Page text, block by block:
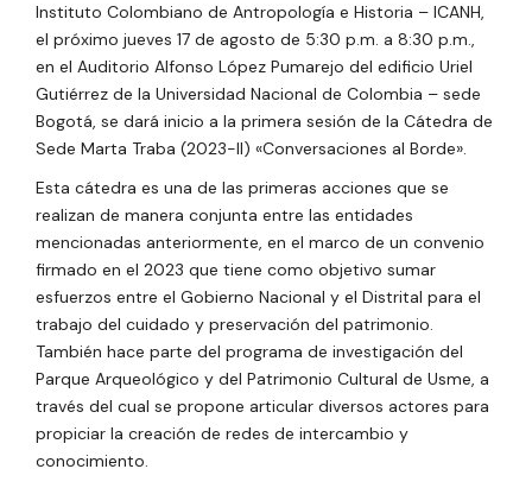
Instituto Colombiano de Antropología e Historia – ICANH,
el próximo jueves 17 de agosto de 5:30 p.m. a 8:30 p.m.,
en el Auditorio Alfonso López Pumarejo del edificio Uriel
Gutiérrez de la Universidad Nacional de Colombia – sede
Bogotá, se dará inicio a la primera sesión de la Cátedra de
Sede Marta Traba (2023-II) «Conversaciones al Borde».
Esta cátedra es una de las primeras acciones que se
realizan de manera conjunta entre las entidades
mencionadas anteriormente, en el marco de un convenio
firmado en el 2023 que tiene como objetivo sumar
esfuerzos entre el Gobierno Nacional y el Distrital para el
trabajo del cuidado y preservación del patrimonio.
También hace parte del programa de investigación del
Parque Arqueológico y del Patrimonio Cultural de Usme, a
través del cual se propone articular diversos actores para
propiciar la creación de redes de intercambio y
conocimiento.